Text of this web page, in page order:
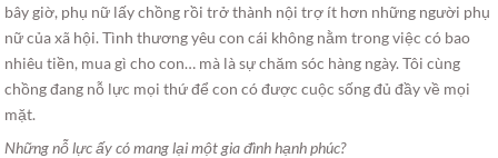
bây giờ, phụ nữ lấy chồng rồi trở thành nội trợ ít hơn những người phụ
nữ của xã hội. Tình thương yêu con cái không nằm trong việc có bao
nhiêu tiền, mua gì cho con… mà là sự chăm sóc hàng ngày. Tôi cùng
chồng đang nỗ lực mọi thứ để con có được cuộc sống đủ đầy về mọi
mặt.
Những nỗ lực ấy có mang lại một gia đình hạnh phúc?